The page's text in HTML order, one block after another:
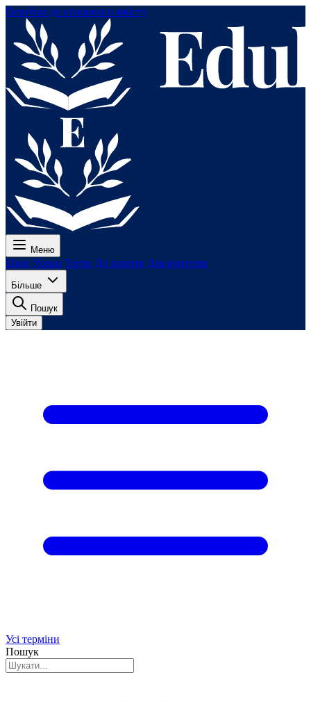
Перейти до основного вмісту
Меню
Ціни Уроки Тести До іспитів Для вчителів
Більше
Пошук
Увійти
Усі терміни
Пошук